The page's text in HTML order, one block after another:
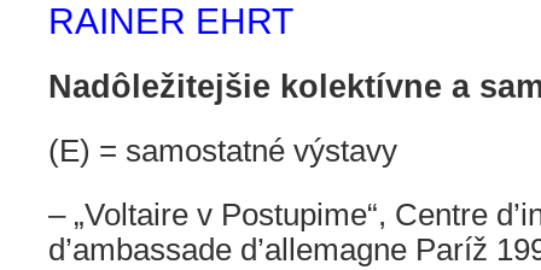
RAINER EHRT
Nadôležitejšie kolektívne a
(E) = samostatné výstavy
– „Voltaire v Postupime“, Centre
d’ambassade d’allemagne Paríž